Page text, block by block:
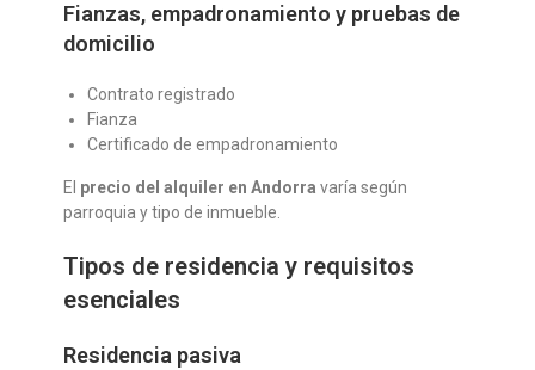
Fianzas, empadronamiento y pruebas de
domicilio
Contrato registrado
Fianza
Certificado de empadronamiento
El precio del alquiler en Andorra varía según
parroquia y tipo de inmueble.
Tipos de residencia y requisitos
esenciales
Residencia pasiva